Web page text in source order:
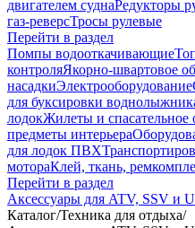
двигателем суднаРедукторы
газ-реверсТросы рулевые
Перейти в раздел
Помпы водооткачивающие
контроляЯкорно-швартовое
насадкиЭлектрооборудование
для буксировки
лодокЖилеты и спасательное
предметы интерьера
для лодок ПВХ
мотораКлей, ткань,
Перейти в раздел
Аксессуары для ATV, SSV и
Каталог/Техника для отдыха/